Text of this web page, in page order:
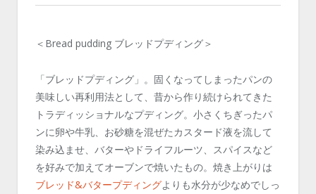
＜Bread pudding ブレッドプディング＞
「ブレッドプディング」。固くなってしまったパンの
美味しい再利用法として、昔から作り続けられてきた
トラディッショナルなプディング。小さくちぎったパ
ンに卵や牛乳、お砂糖を混ぜたカスタード液を流して
染み込ませ、バターやドライフルーツ、スパイスなど
を好みで加えてオーブンで焼いたもの。焼き上がりは
ブレッド&バタープディングよりも水分が少なめでしっ